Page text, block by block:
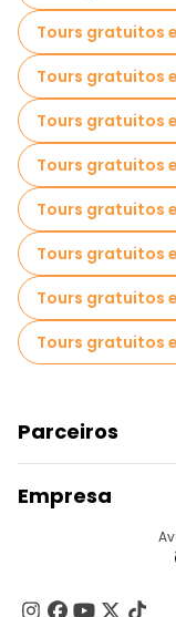
Tours gratuitos
Tours gratuitos
Tours gratuitos
Tours gratuitos
Tours gratuitos
Tours gratuitos
Tours gratuitos
Tours gratuitos
Parceiros
Registo Do
Programa De
Empresa
Contacte-Nos